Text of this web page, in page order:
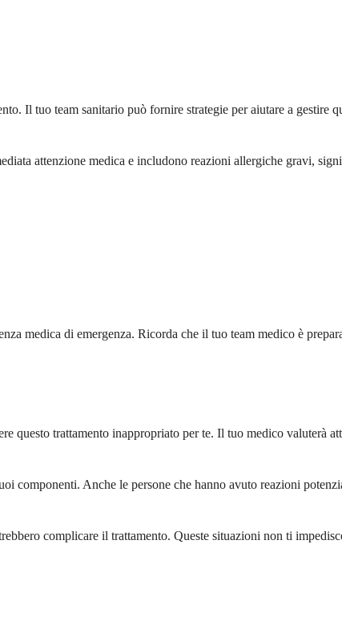
Il tuo team sanitario può fornire strategie per aiutare a gestire
attenzione medica e includono reazioni allergiche gravi,
medica di emergenza. Ricorda che il tuo team medico è
questo trattamento inappropriato per te. Il tuo medico valuterà
componenti. Anche le persone che hanno avuto reazioni
complicare il trattamento. Queste situazioni non ti